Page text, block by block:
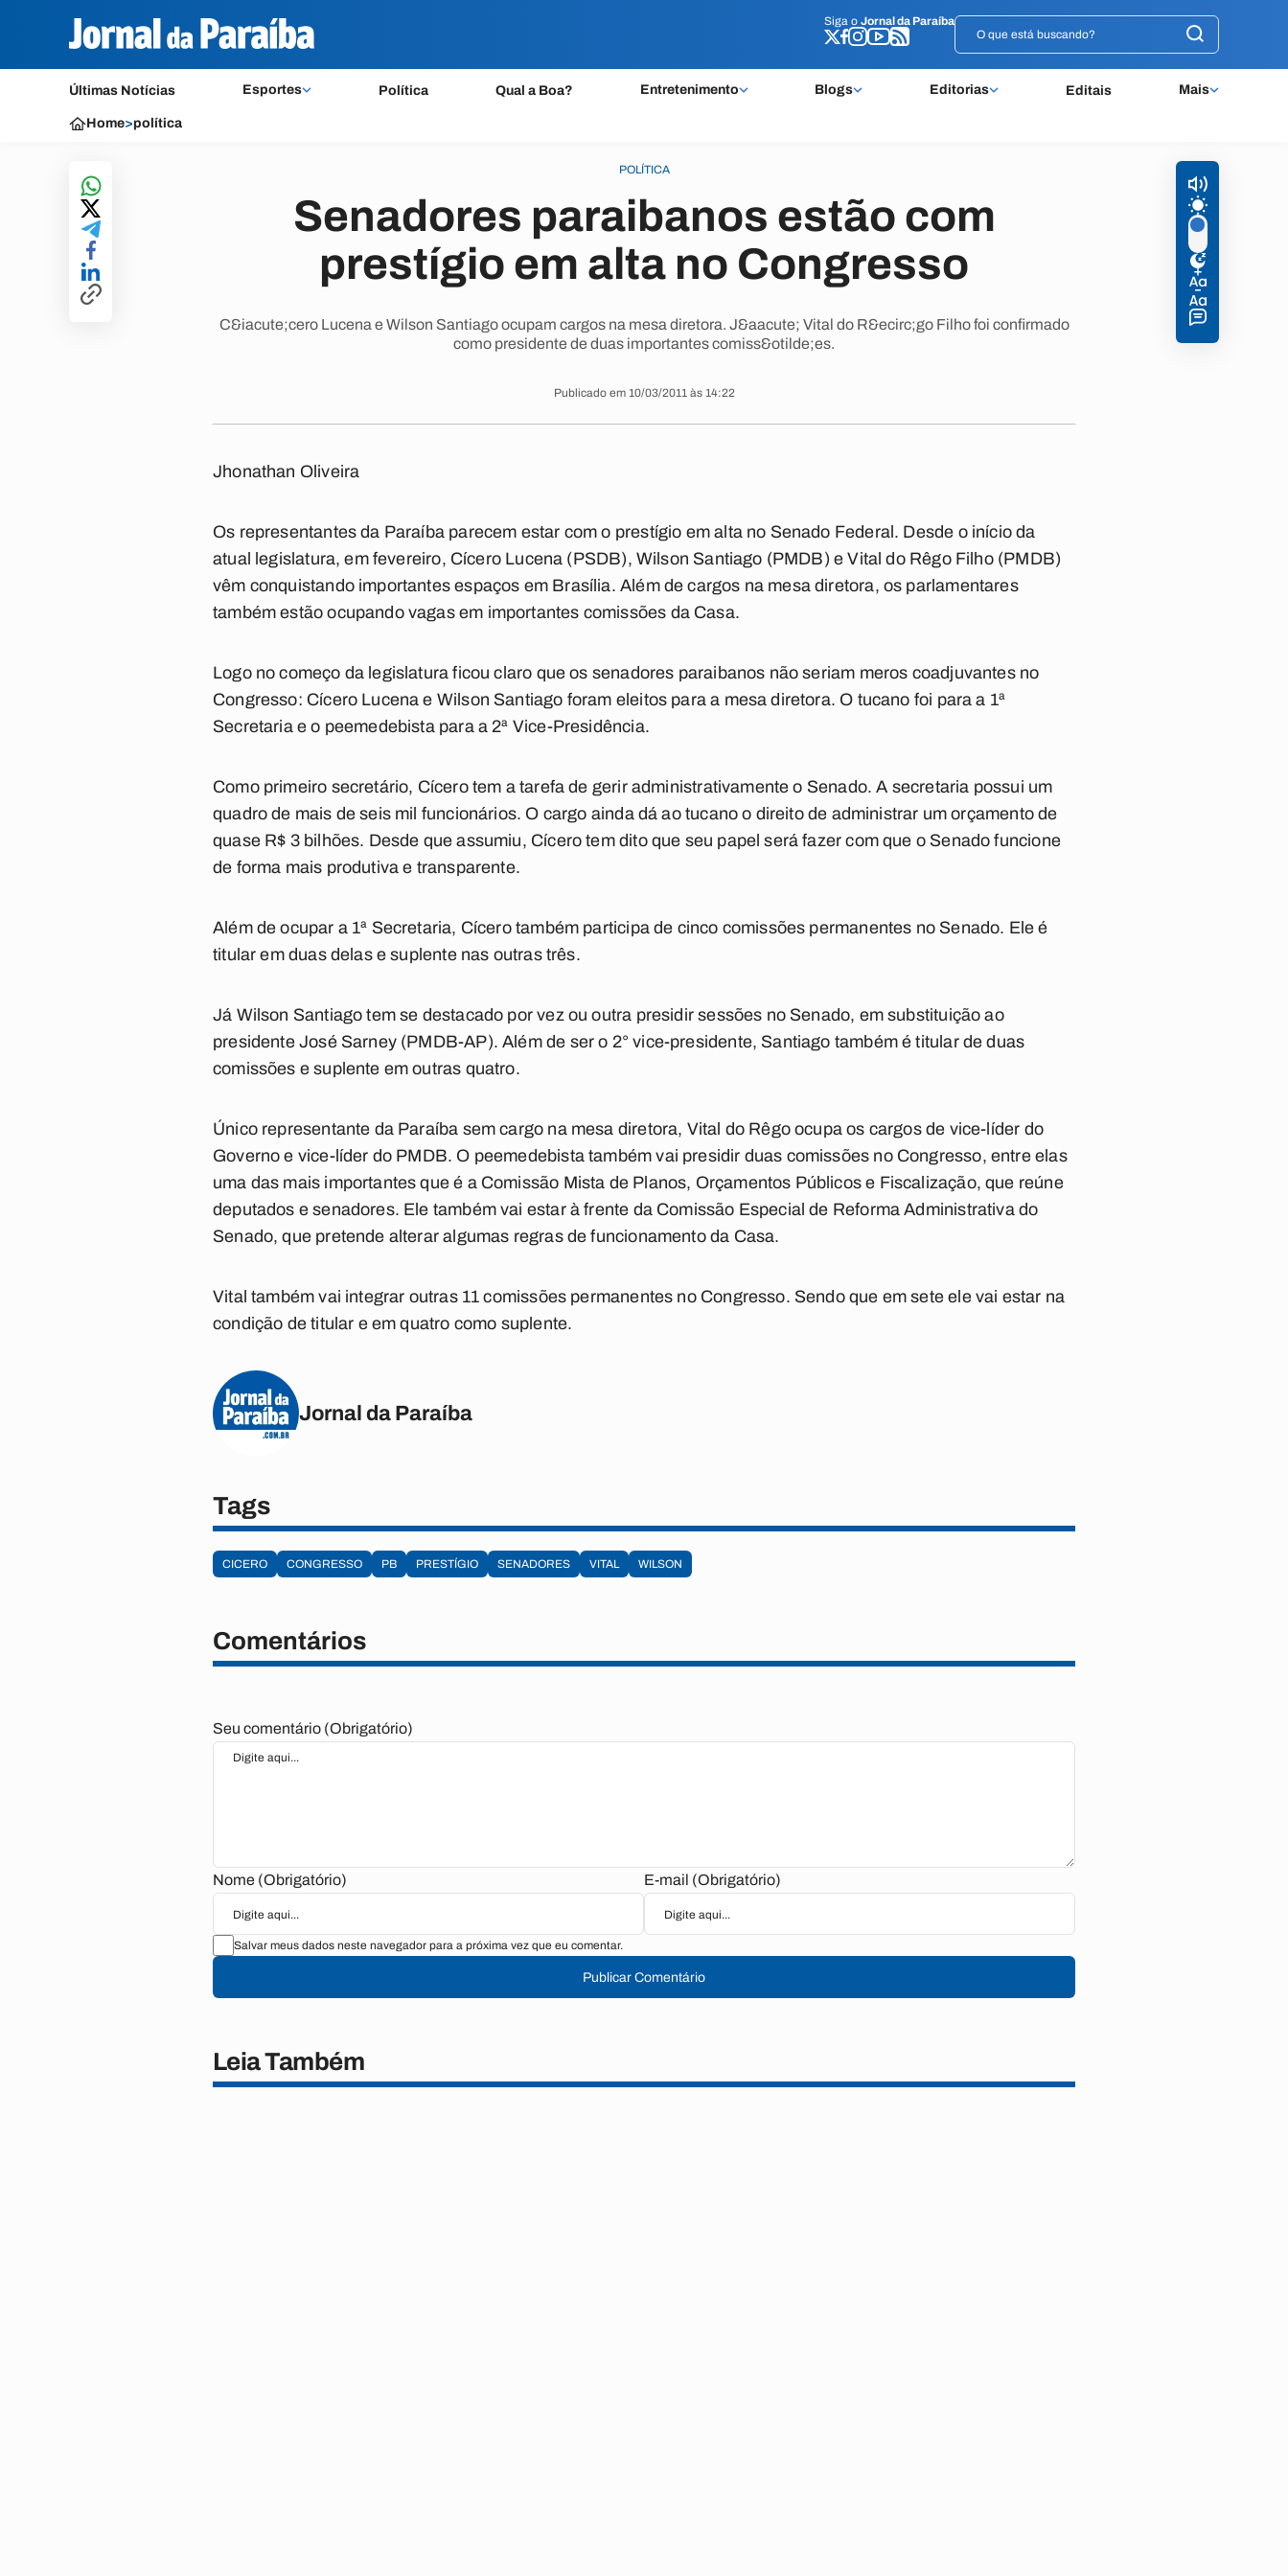
Siga o Jornal da Paraíba
Últimas Notícias Esportes Política Qual a Boa? Entretenimento Blogs Editorias Editais Mais
Siga o Jornal da Paraíba
Home>política
POLÍTICA
Senadores paraibanos estão com
prestígio em alta no Congresso
C&iacute;cero Lucena e Wilson Santiago ocupam cargos na mesa diretora. J&aacute; Vital do R&ecirc;go Filho foi confirmado
como presidente de duas importantes comiss&otilde;es.
Publicado em 10/03/2011 às 14:22
Jhonathan Oliveira
Os representantes da Paraíba parecem estar com o prestígio em alta no Senado Federal. Desde o início da
atual legislatura, em fevereiro, Cícero Lucena (PSDB), Wilson Santiago (PMDB) e Vital do Rêgo Filho (PMDB)
vêm conquistando importantes espaços em Brasília. Além de cargos na mesa diretora, os parlamentares
também estão ocupando vagas em importantes comissões da Casa.
Logo no começo da legislatura ficou claro que os senadores paraibanos não seriam meros coadjuvantes no
Congresso: Cícero Lucena e Wilson Santiago foram eleitos para a mesa diretora. O tucano foi para a 1ª
Secretaria e o peemedebista para a 2ª Vice-Presidência.
Como primeiro secretário, Cícero tem a tarefa de gerir administrativamente o Senado. A secretaria possui um
quadro de mais de seis mil funcionários. O cargo ainda dá ao tucano o direito de administrar um orçamento de
quase R$ 3 bilhões. Desde que assumiu, Cícero tem dito que seu papel será fazer com que o Senado funcione
de forma mais produtiva e transparente.
Além de ocupar a 1ª Secretaria, Cícero também participa de cinco comissões permanentes no Senado. Ele é
titular em duas delas e suplente nas outras três.
Já Wilson Santiago tem se destacado por vez ou outra presidir sessões no Senado, em substituição ao
presidente José Sarney (PMDB-AP). Além de ser o 2° vice-presidente, Santiago também é titular de duas
comissões e suplente em outras quatro.
Único representante da Paraíba sem cargo na mesa diretora, Vital do Rêgo ocupa os cargos de vice-líder do
Governo e vice-líder do PMDB. O peemedebista também vai presidir duas comissões no Congresso, entre elas
uma das mais importantes que é a Comissão Mista de Planos, Orçamentos Públicos e Fiscalização, que reúne
deputados e senadores. Ele também vai estar à frente da Comissão Especial de Reforma Administrativa do
Senado, que pretende alterar algumas regras de funcionamento da Casa.
Vital também vai integrar outras 11 comissões permanentes no Congresso. Sendo que em sete ele vai estar na
condição de titular e em quatro como suplente.
Jornal da Paraíba
Tags
CICERO CONGRESSO PB PRESTÍGIO SENADORES VITAL WILSON
Comentários
Seu comentário (Obrigatório)
Nome (Obrigatório) E-mail (Obrigatório)
Salvar meus dados neste navegador para a próxima vez que eu comentar.
Publicar Comentário
Leia Também